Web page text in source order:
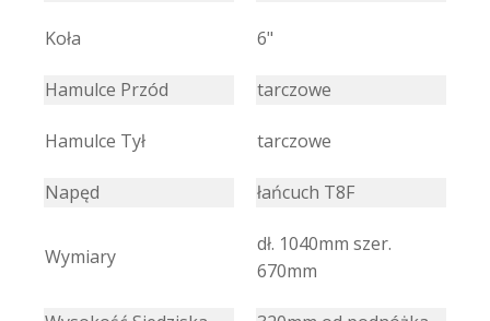
Koła 6"
Hamulce Przód tarczowe
Hamulce Tył tarczowe
Napęd łańcuch T8F
Wymiary
dł. 1040mm szer.
670mm